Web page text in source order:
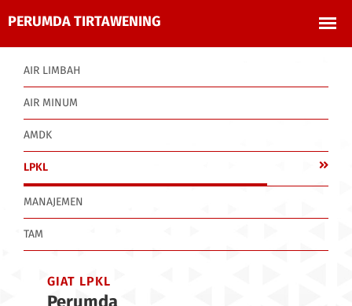
AIR LIMBAH
AIR MINUM
AMDK
LPKL
MANAJEMEN
TAM
GIAT LPKL
Perumda